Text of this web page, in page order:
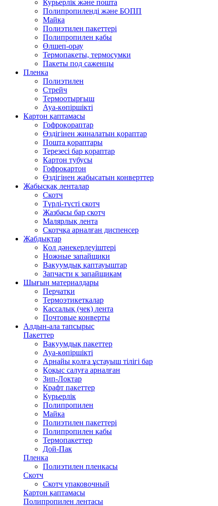
Курьерлік және пошта
Полипропиленді және БОПП
Майка
Полиэтилен пакеттері
Полипропилен қабы
Өлшеп-орау
Термопакеты, термосумки
Пакеты под саженцы
Пленка
Полиэтилен
Стрейч
Термоотырғыш
Ауа-көпіршікті
Картон қаптамасы
Гофроқораптар
Өздігінен жиналатын қораптар
Пошта қораптары
Терезесі бар қораптар
Картон тубусы
Гофрокартон
Өздігінен жабысатын конверттер
Жабысқақ ленталар
Скотч
Түрлі-түсті скотч
Жазбасы бар скотч
Малярлық лента
Скотчқа арналған диспенсер
Жабдықтар
Қол дәнекерлеуіштері
Ножные запайщики
Вакуумдық қаптауыштар
Запчасти к запайщикам
Шығын материалдары
Перчатки
Термоэтикеткалар
Кассалық (чек) лента
Почтовые конверты
Алдын-ала тапсырыс
Пакеттер
Вакуумдық пакеттер
Ауа-көпіршікті
Арнайы қолға ұстауыш тілігі бар
Қоқыс салуға арналған
Зип-Локтар
Крафт пакеттер
Курьерлік
Полипропилен
Майка
Полиэтилен пакеттері
Полипропилен қабы
Термопакеттер
Дой-Пак
Пленка
Полиэтилен пленкасы
Скотч
Скотч упаковочный
Картон қаптамасы
Полипропилен лентасы